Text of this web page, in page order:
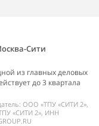
Сити
из главных деловых
до 3 квартала
ООО «ТПУ «СИТИ 2»,
«СИТИ 2», ИНН